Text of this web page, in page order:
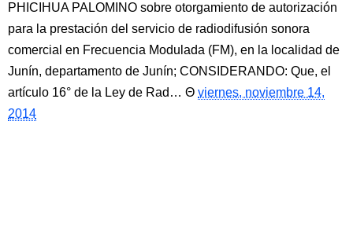
PHICIHUA PALOMINO sobre otorgamiento de autorización
para la prestación del servicio de radiodifusión sonora
comercial en Frecuencia Modulada (FM), en la localidad de
Junín, departamento de Junín; CONSIDERANDO: Que, el
artículo 16° de la Ley de Rad…
viernes, noviembre 14,
2014